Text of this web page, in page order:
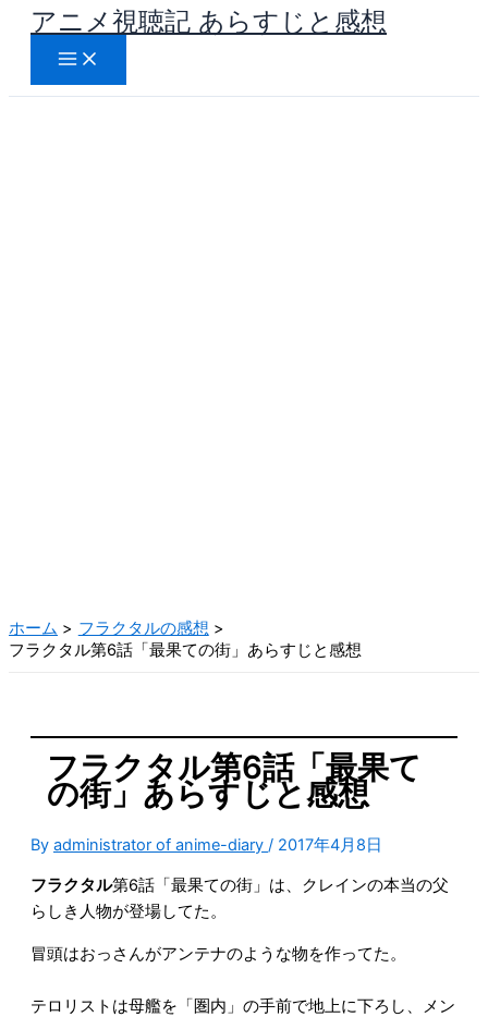
ス
アニメ視聴記 あらすじと感想
ホーム
フラクタルの感想
フラクタル第6話「最果ての街」あらすじと感想
フラクタル第6話「最果て
の街」あらすじと感想
By administrator of anime-diary / 2017年4月8日
フラクタル第6話「最果ての街」は、クレインの本当の父
らしき人物が登場してた。
冒頭はおっさんがアンテナのような物を作ってた。
テロリストは母艦を「圏内」の手前で地上に下ろし、メン